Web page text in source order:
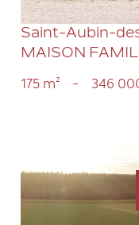
Saint-Aubin-
MAISON
175 m² - 346